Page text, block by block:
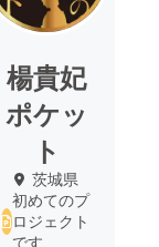
楊貴妃
ポケッ
ト
茨城県
初めてのプ
ロジェクト
です